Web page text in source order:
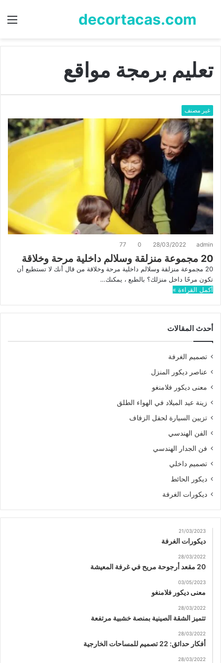
decortacas.com
بحث
تعليم برمجة مواقع
غير مصنف
admin
28/03/2022
0
77
20 مجموعة منزلقة وسلالم داخلية مرحة وخلاقة
20 مجموعة منزلقة وسلالم داخلية مرحة وخلاقة من قال أنك لا تستطيع أن
تكون مرحًا داخل منزلك؟ بالطبع ، يمكنك…
أكمل القراءة »
أحدث المقالات
تصميم الغرفة
عناصر ديكور المنزل
معنى ديكور فلامنغو
زينة عيد الميلاد في الهواء الطلق
تزيين السيارة لحفل الزفاف
الفن الهندسي
فن الجدار الهندسي
تصميم داخلي
ديكور الحائط
ديكورات الغرفة
21/03/2023
ديكورات الغرفة
28/03/2022
20 مقعد أرجوحة مريح في غرفة المعيشة
03/05/2023
معنى ديكور فلامنغو
28/03/2022
تتميز الشقة الصينية بمنصة خشبية مرتفعة
28/03/2022
أفكار حدائق: 22 تصميم للمساحات الخارجية
28/03/2022